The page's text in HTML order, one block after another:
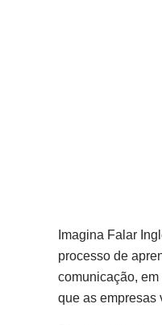
Imagina Falar
processo de
comunicação,
que as empresas